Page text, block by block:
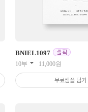
BNIEL1097
10부 11,000원
무료샘플 담기